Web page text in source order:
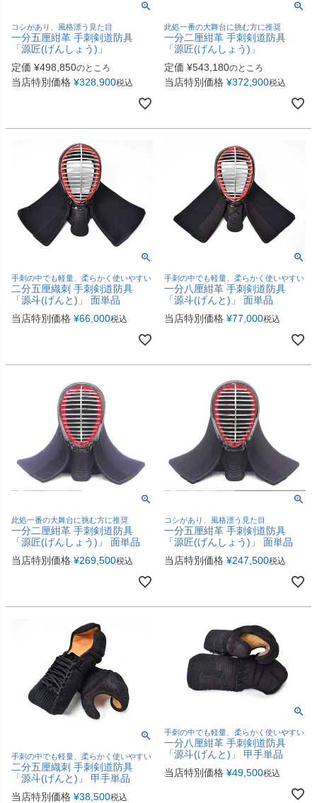
コシがあり、風格漂う見た目
一分五厘紺革 手刺剣道防具
「源匠(げんしょう)」
定価 ¥498,850のところ
当店特別価格 ¥328,900税込
此処一番の大舞台に挑む方に推奨
一分二厘紺革 手刺剣道防具
「源匠(げんしょう)」
定価 ¥543,180のところ
当店特別価格 ¥372,900税込
手刺の中でも軽量、柔らかく使いやすい
二分五厘織刺 手刺剣道防具
「源斗(げんと)」 面単品
当店特別価格 ¥66,000税込
手刺の中でも軽量、柔らかく使いやすい
一分八厘紺革 手刺剣道防具
「源斗(げんと)」 面単品
当店特別価格 ¥77,000税込
此処一番の大舞台に挑む方に推奨
一分二厘紺革 手刺剣道防具
「源匠(げんしょう)」 面単品
当店特別価格 ¥269,500税込
コシがあり、風格漂う見た目
一分五厘紺革 手刺剣道防具
「源匠(げんしょう)」 面単品
当店特別価格 ¥247,500税込
手刺の中でも軽量、柔らかく使いやすい
二分五厘織刺 手刺剣道防具
「源斗(げんと)」 甲手単品
当店特別価格 ¥38,500税込
手刺の中でも軽量、柔らかく使いやすい
一分八厘紺革 手刺剣道防具
「源斗(げんと)」 甲手単品
当店特別価格 ¥49,500税込